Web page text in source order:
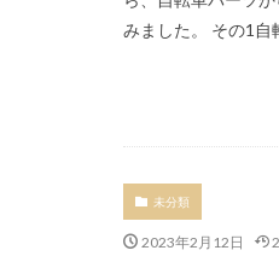
みました。 その1自
未分類
2023年2月12日